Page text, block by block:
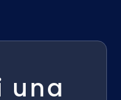
una